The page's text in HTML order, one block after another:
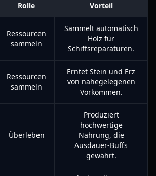
Rolle Vorteil
Ressourcen
sammeln
Sammelt automatisch
Holz für
Schiffsreparaturen.
Ressourcen
sammeln
Erntet Stein und Erz
von nahegelegenen
Vorkommen.
Überleben
Produziert
hochwertige
Nahrung, die
Ausdauer-Buffs
gewährt.